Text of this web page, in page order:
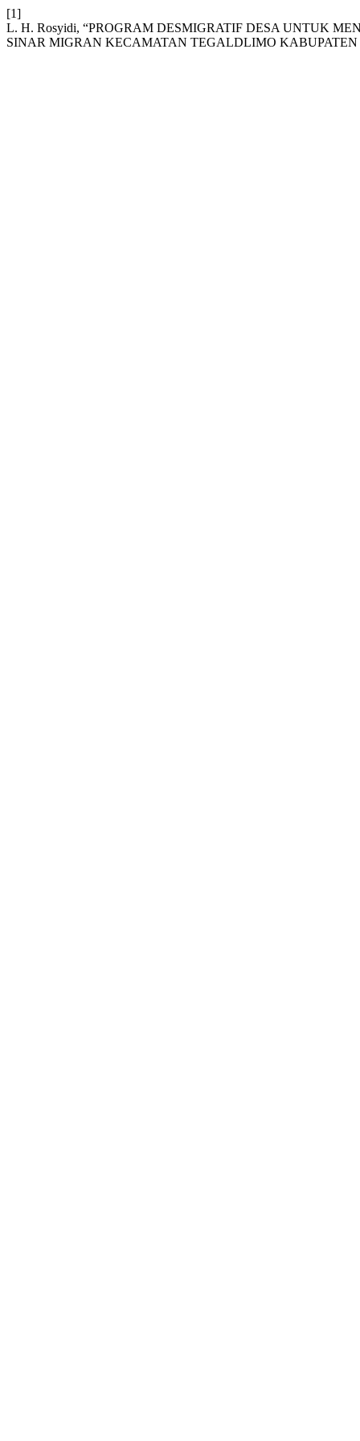
[1]
L. H. Rosyidi, “PROGRAM DESMIGRATIF DESA UNTUK
SINAR MIGRAN KECAMATAN TEGALDLIMO